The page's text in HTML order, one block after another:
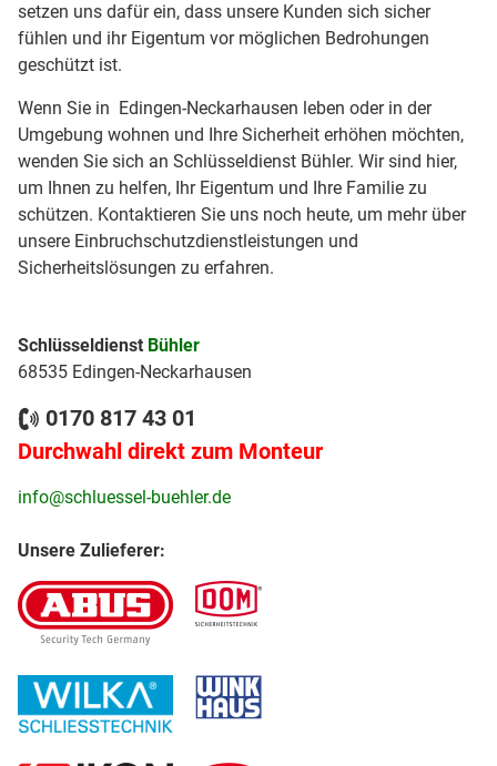
setzen uns dafür ein, dass unsere Kunden sich sicher
fühlen und ihr Eigentum vor möglichen Bedrohungen
geschützt ist.
Wenn Sie in Edingen-Neckarhausen leben oder in der
Umgebung wohnen und Ihre Sicherheit erhöhen möchten,
wenden Sie sich an Schlüsseldienst Bühler. Wir sind hier,
um Ihnen zu helfen, Ihr Eigentum und Ihre Familie zu
schützen. Kontaktieren Sie uns noch heute, um mehr über
unsere Einbruchschutzdienstleistungen und
Sicherheitslösungen zu erfahren.
Schlüsseldienst Bühler
68535 Edingen-Neckarhausen
0170 817 43 01
Durchwahl direkt zum Monteur
info@schluessel-buehler.de
Unsere Zulieferer: